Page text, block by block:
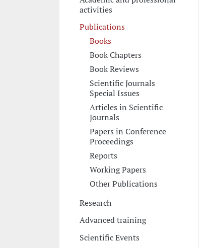
activities
Publications
Books
Book Chapters
Book Reviews
Scientific Journals
Special Issues
Articles in Scientific
Journals
Papers in Conference
Proceedings
Reports
Working Papers
Other Publications
Research
Advanced training
Scientific Events